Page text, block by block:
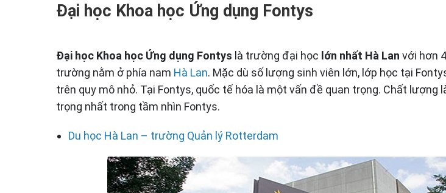
Đại học Khoa học Ứng dụng Fontys
Đại học Khoa học Ứng dụng Fontys là trường đại học lớn nhất Hà Lan với hơn
trường nằm ở phía nam Hà Lan. Mặc dù số lượng sinh viên lớn, lớp học tại
trên quy mô nhỏ. Tại Fontys, quốc tế hóa là một vấn đề quan trọng. Chất lượng
trọng nhất trong tầm nhìn Fontys.
Du học Hà Lan – trường Quản lý Rotterdam